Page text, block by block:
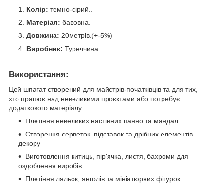
Колір: темно-сірий..
Матеріал: бавовна.
Довжина: 20метрів.(+-5%)
Виробник: Туреччина.
Використання:
Цей шпагат створений для майстрів-початківців та для тих,
хто працює над невеликими проєктами або потребує
додаткового матеріалу.
Плетіння невеликих настінних панно та мандал
Створення серветок, підставок та дрібних елементів
декору
Виготовлення китиць, пір'ячка, листя, бахроми для
оздоблення виробів
Плетіння ляльок, янголів та мініатюрних фігурок